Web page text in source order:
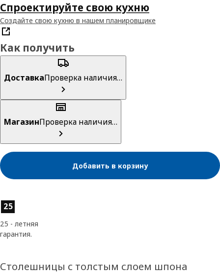
Спроектируйте свою кухню
Создайте свою кухню в нашем планировщике
Как получить
ДоставкаПроверка наличия…
МагазинПроверка наличия…
Добавить в корзину
Характеристики товара
25
25 - летняя
гарантия.
Столешницы с толстым слоем шпона